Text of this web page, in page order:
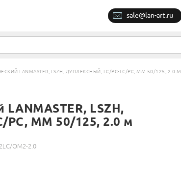
sale@lan-art.ru
LANMASTER, LSZH, ДУПЛЕКСНЫЙ, LC/PC-LC/PC, MM 50/125, 2.0 М
LSZH,
PC, MM 50/125, 2.0 м
OM2-2.0